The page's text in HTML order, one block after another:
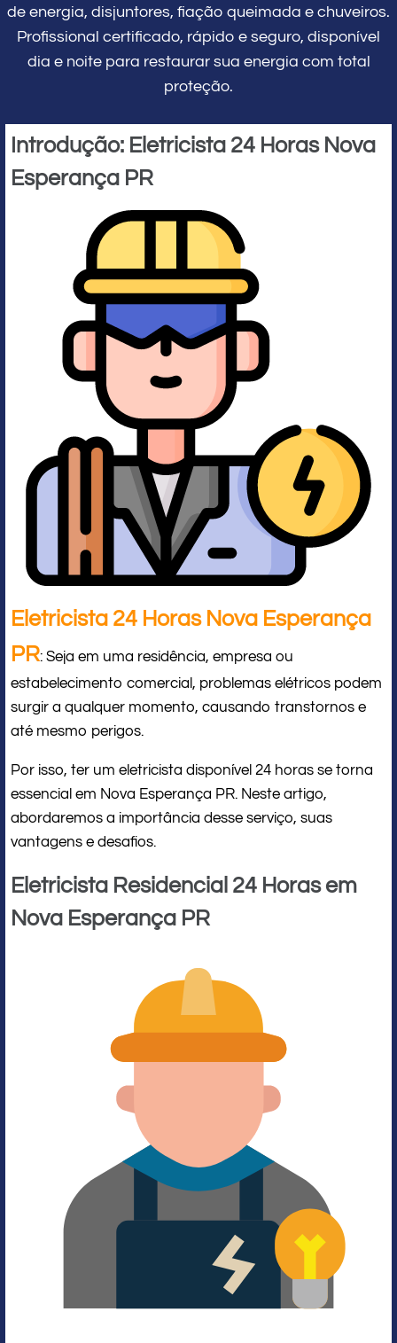
de energia, disjuntores, fiação queimada e chuveiros.
Profissional certificado, rápido e seguro, disponível
dia e noite para restaurar sua energia com total
proteção.
Introdução: Eletricista 24 Horas Nova
Esperança PR
Eletricista 24 Horas Nova Esperança
PR: Seja em uma residência, empresa ou
estabelecimento comercial, problemas elétricos podem
surgir a qualquer momento, causando transtornos e
até mesmo perigos.
Por isso, ter um eletricista disponível 24 horas se torna
essencial em Nova Esperança PR. Neste artigo,
abordaremos a importância desse serviço, suas
vantagens e desafios.
Eletricista Residencial 24 Horas em
Nova Esperança PR